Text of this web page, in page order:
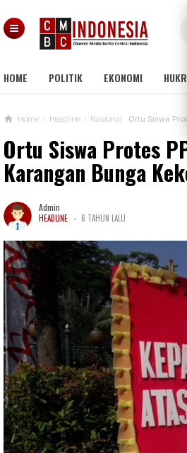
HOME POLITIK EKONOMI
Home › Headline › Nasional Ortu Siswa
Ortu Siswa Protes
Karangan Bunga
Admin
HEADLINE - 6 TAHUN LALU